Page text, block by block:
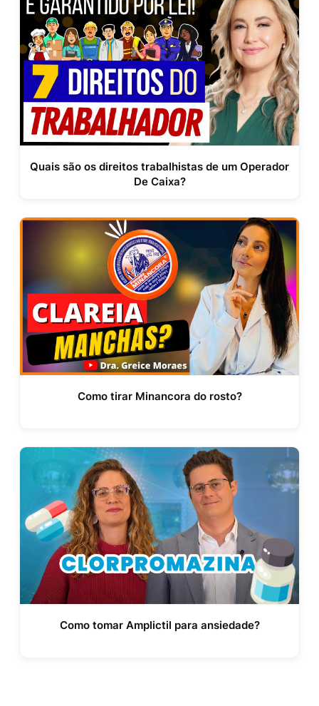
Quais são os direitos trabalhistas de um Operador
De Caixa?
Como tirar Minancora do rosto?
Como tomar Amplictil para ansiedade?